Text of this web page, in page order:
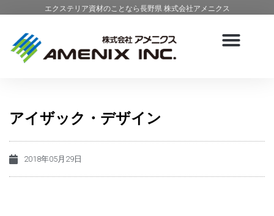
エクステリア資材のことなら長野県 株式会社アメニクス
アイザック・デザイン
2018年05月29日